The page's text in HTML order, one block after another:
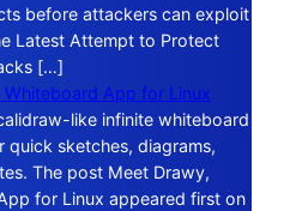
before attackers can exploit
Latest Attempt to Protect
[…]
Whiteboard App for Linux
like infinite whiteboard
sketches, diagrams,
The post Meet Drawy,
for Linux appeared first on